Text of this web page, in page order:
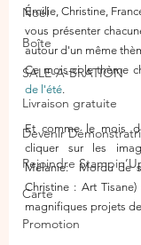
Noël
Boîte
SALE-A-BRATION
Livraison gratuite
Devenir
Rejoindre
Carte
Promotion
Émilie, Christine,
vous présenter
autour d'un même
Ce mois-ci le thème
de l'été.
Et comme le mois
cliquer sur les
Mélanie:  Mordu de
Christine : Art
magnifiques projets